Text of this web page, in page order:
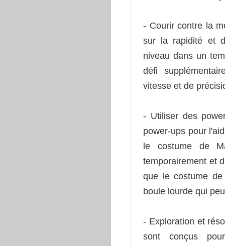
- Courir contre la
sur la rapidité et
niveau dans un
défi
vitesse et de
- Utiliser des
power-ups pour
le costume de
temporairement et
que le costume
boule lourde qui
- Exploration et
sont conçus